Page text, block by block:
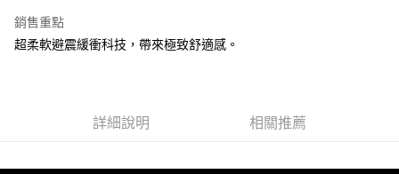
銷售重點
超柔軟避震緩衝科技，帶來極致舒適感。
詳細說明 相關推薦